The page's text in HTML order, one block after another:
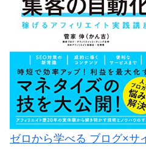
ゼロから学べる ブログ×サ